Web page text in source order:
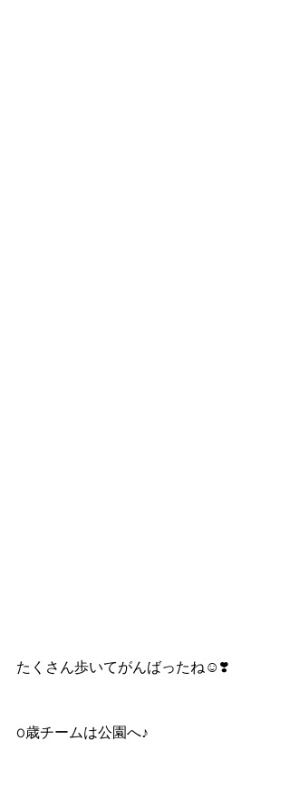
たくさん歩いてがんばったね☺️❣️
0歳チームは公園へ♪